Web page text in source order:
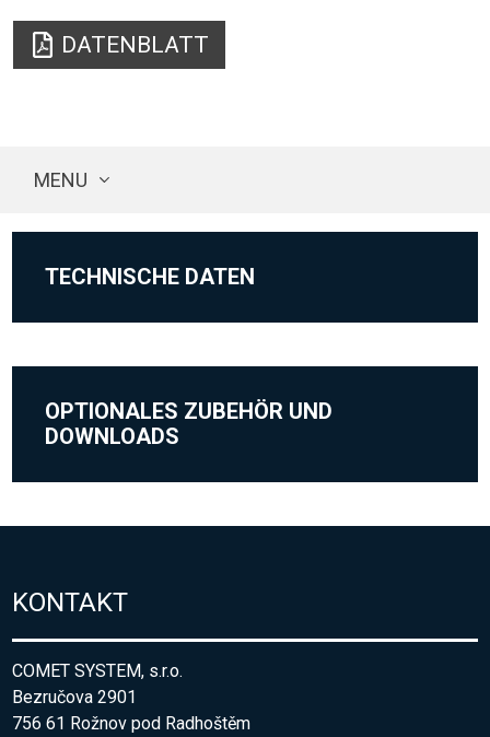
DATENBLATT
MENU
TECHNISCHE DATEN
OPTIONALES ZUBEHÖR UND
DOWNLOADS
KONTAKT
COMET SYSTEM, s.r.o.
Bezručova 2901
756 61 Rožnov pod Radhoštěm